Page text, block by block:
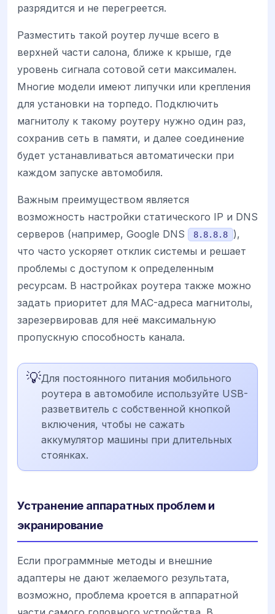
разрядится и не перегреется.
Разместить такой роутер лучше всего в
верхней части салона, ближе к крыше, где
уровень сигнала сотовой сети максимален.
Многие модели имеют липучки или крепления
для установки на торпедо. Подключить
магнитолу к такому роутеру нужно один раз,
сохранив сеть в памяти, и далее соединение
будет устанавливаться автоматически при
каждом запуске автомобиля.
Важным преимуществом является
возможность настройки статического IP и DNS
серверов (например, Google DNS
8.8.8.8
),
что часто ускоряет отклик системы и решает
проблемы с доступом к определенным
ресурсам. В настройках роутера также можно
задать приоритет для MAC-адреса магнитолы,
зарезервировав для неё максимальную
пропускную способность канала.
💡Для постоянного питания мобильного
роутера в автомобиле используйте USB-
разветвитель с собственной кнопкой
включения, чтобы не сажать
аккумулятор машины при длительных
стоянках.
Устранение аппаратных проблем и
экранирование
Если программные методы и внешние
адаптеры не дают желаемого результата,
возможно, проблема кроется в аппаратной